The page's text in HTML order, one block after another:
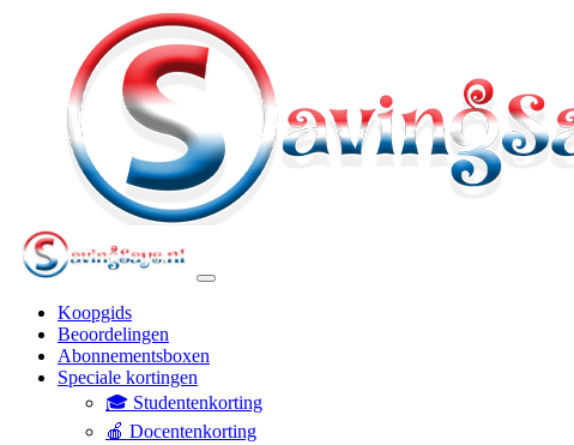
Koopgids
Beoordelingen
Abonnementsboxen
Speciale kortingen
🎓 Studentenkorting
🍎 Docentenkorting